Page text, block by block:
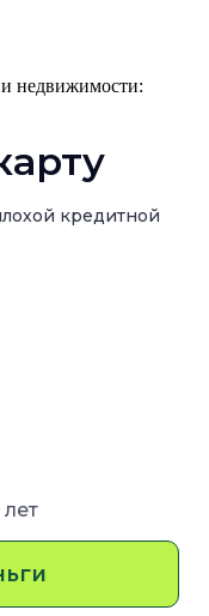
недвижимости:
кредитной
лет